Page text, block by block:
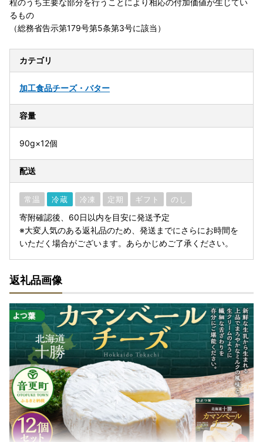
程のうち主要な部分を行うことにより相応の付加価値が生じてい
るもの
（総務省告示第179号第5条第3号に該当）
カテゴリ
加工食品チーズ・バター
容量
90g×12個
配送
常温 冷蔵 冷凍 定期 ギフト のし
寄附確認後、60日以内を目安に発送予定
※大変人気のある返礼品のため、発送までにさらにお時間を
いただく場合がございます。あらかじめご了承ください。
返礼品画像